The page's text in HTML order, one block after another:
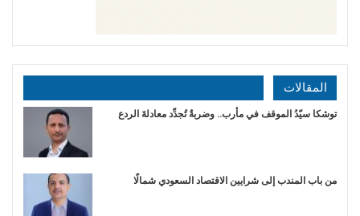
المقالات
توشكا سيّدُ الموقف في مأرب.. وضربةٌ تُجدِّد معادلةَ الردع
من باب المندب إلى شرايين الاقتصاد السعودي شمالًا